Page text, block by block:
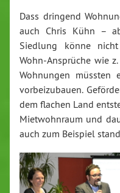
Dass dringend
auch Chris Kühn –
Siedlung könne
Wohn-Ansprüche wie
Wohnungen
vorbeizubauen.
dem flachen Land
Mietwohnraum und
auch zum Beispiel